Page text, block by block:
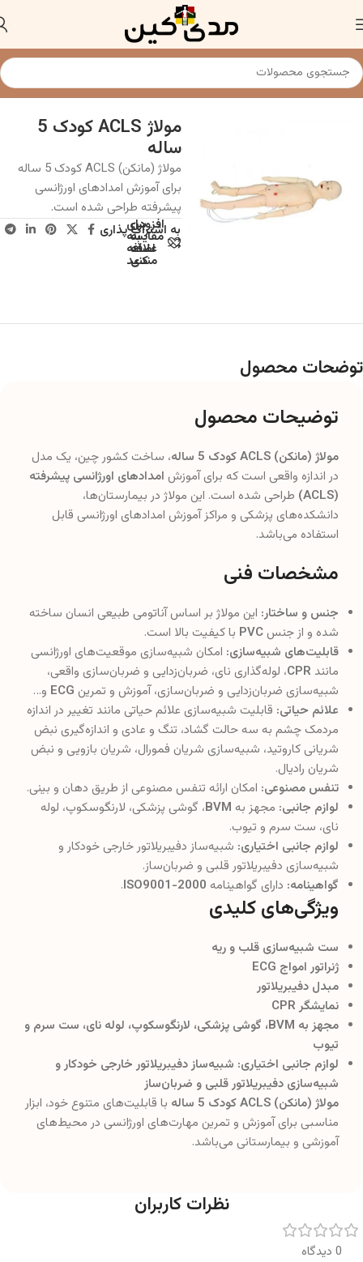
خانه مولاژ و مانکن پزشکی
مولاژ ACLS کودک 5
ساله
مولاژ (مانکن) ACLS کودک 5 ساله
برای آموزش امدادهای اورژانسی
پیشرفته طراحی شده است.
برای
مقایسه
اضافه
کنید
افزودن
به
علاقه
مندی
به اشتراک پذاری
توضحات محصول
توضیحات محصول
مولاژ (مانکن) ACLS کودک 5 ساله
، ساخت کشور چین، یک مدل
در اندازه واقعی است که برای آموزش امدادهای اورژانسی پیشرفته
(ACLS)
طراحی شده است. این مولاژ در بیمارستان‌ها،
دانشکده‌های پزشکی و مراکز آموزش امدادهای اورژانسی قابل
استفاده می‌باشد.
مشخصات فنی
جنس و ساختار: این مولاژ بر اساس آناتومی طبیعی انسان ساخته
شده و از جنسPVC با کیفیت بالا است.
قابلیت‌های شبیه‌سازی: امکان شبیه‌سازی موقعیت‌های اورژانسی
مانند CPR، لوله‌گذاری نای، ضربان‌زدایی و ضربان‌سازی واقعی،
شبیه‌سازی ضربان‌زدایی و ضربان‌سازی، آموزش و تمرین ECG و…
علائم حیاتی: قابلیت شبیه‌سازی علائم حیاتی مانند تغییر در اندازه
مردمک چشم به سه حالت گشاد، تنگ و عادی و اندازه‌گیری نبض
شریانی کاروتید، شبیه‌سازی شریان فمورال، شریان بازویی و نبض
شریان رادیال.
تنفس مصنوعی: امکان ارائه تنفس مصنوعی از طریق دهان و بینی.
لوازم جانبی: مجهز به BVM، گوشی پزشکی، لارنگوسکوپ، لوله
نای، ست سرم و تیوب.
لوازم جانبی اختیاری: شبیه‌ساز دفیبریلاتور خارجی خودکار و
شبیه‌سازی دفیبریلاتور قلبی و ضربان‌ساز.
گواهینامه: دارای گواهینامه ISO9001-2000
.
ویژگی‌های کلیدی
ست شبیه‌سازی قلب و ریه
ژنراتور امواج ECG
مبدل دفیبریلاتور
نمایشگر CPR
مجهز به BVM، گوشی پزشکی، لارنگوسکوپ، لوله نای، ست سرم و
تیوب
لوازم جانبی اختیاری: شبیه‌ساز دفیبریلاتور خارجی خودکار و
شبیه‌سازی دفیبریلاتور قلبی و ضربان‌ساز
مولاژ (مانکن) ACLS کودک 5 ساله
با قابلیت‌های متنوع خود، ابزار
مناسبی برای آموزش و تمرین مهارت‌های اورژانسی در محیط‌های
آموزشی و بیمارستانی می‌باشد.
نظرات کاربران
0 دیدگاه